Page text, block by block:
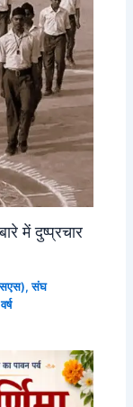
में दुष्प्रचार
,संघ